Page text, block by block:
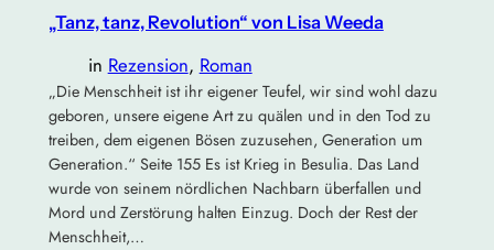
„Tanz, tanz, Revolution“ von Lisa Weeda
in Rezension, Roman
„Die Menschheit ist ihr eigener Teufel, wir sind wohl dazu
geboren, unsere eigene Art zu quälen und in den Tod zu
treiben, dem eigenen Bösen zuzusehen, Generation um
Generation.“ Seite 155 Es ist Krieg in Besulia. Das Land
wurde von seinem nördlichen Nachbarn überfallen und
Mord und Zerstörung halten Einzug. Doch der Rest der
Menschheit,…